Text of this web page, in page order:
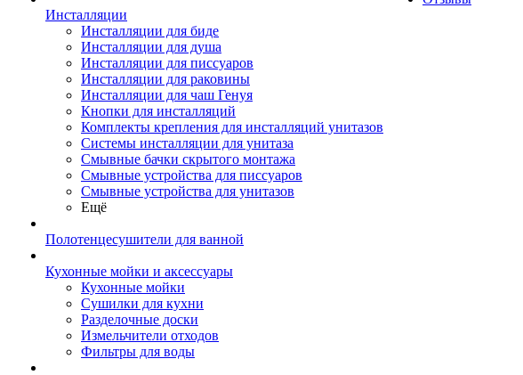
Инсталляции
Инсталляции для биде
Инсталляции для душа
Инсталляции для писсуаров
Инсталляции для раковины
Инсталляции для чаш Генуя
Кнопки для инсталляций
Комплекты крепления для инсталляций унитазов
Системы инсталляции для унитаза
Смывные бачки скрытого монтажа
Смывные устройства для писсуаров
Смывные устройства для унитазов
Ещё
Полотенцесушители для ванной
Кухонные мойки и аксессуары
Кухонные мойки
Сушилки для кухни
Разделочные доски
Измельчители отходов
Фильтры для воды